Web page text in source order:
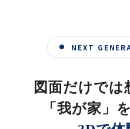
NEXT
図面だけでは
「我が家」